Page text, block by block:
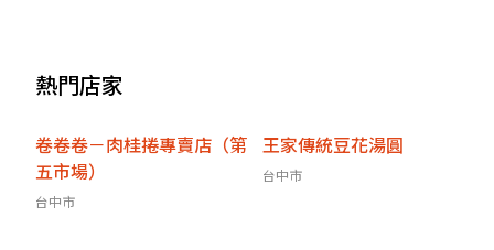
熱門店家
卷卷卷－肉桂捲專賣店（第
五市場）
台中市
王家傳統豆花湯圓
台中市